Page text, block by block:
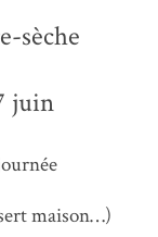
sèche
juin
maison…)